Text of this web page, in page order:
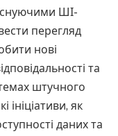
ШІ-
перегляд
нові
та
штучного
ініціативи, як
даних та